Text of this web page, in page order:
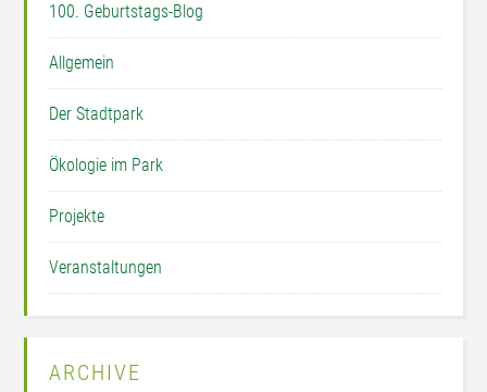
100. Geburtstags-Blog
Allgemein
Der Stadtpark
Ökologie im Park
Projekte
Veranstaltungen
ARCHIVE